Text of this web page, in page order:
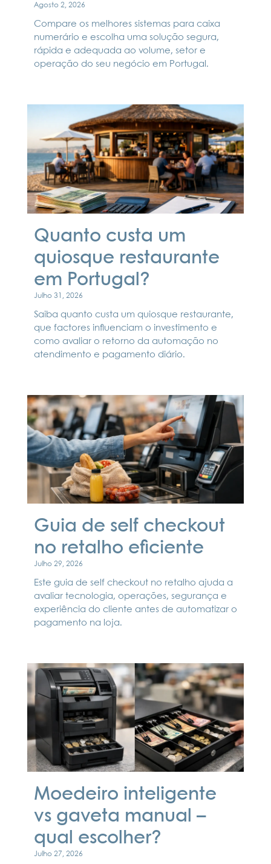
Agosto 2, 2026
Compare os melhores sistemas para caixa
numerário e escolha uma solução segura,
rápida e adequada ao volume, setor e
operação do seu negócio em Portugal.
Quanto custa um
quiosque restaurante
em Portugal?
Julho 31, 2026
Saiba quanto custa um quiosque restaurante,
que factores influenciam o investimento e
como avaliar o retorno da automação no
atendimento e pagamento diário.
Guia de self checkout
no retalho eficiente
Julho 29, 2026
Este guia de self checkout no retalho ajuda a
avaliar tecnologia, operações, segurança e
experiência do cliente antes de automatizar o
pagamento na loja.
Moedeiro inteligente
vs gaveta manual –
qual escolher?
Julho 27, 2026